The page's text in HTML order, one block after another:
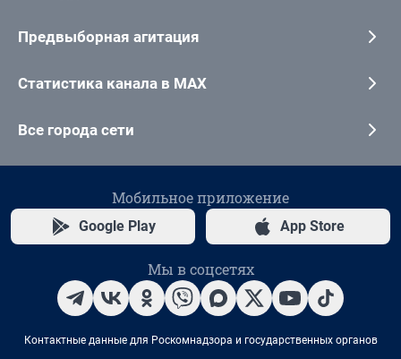
Предвыборная агитация
Статистика канала в MAX
Все города сети
Мобильное приложение
Google Play App Store
Мы в соцсетях
Контактные данные для Роскомнадзора и государственных органов